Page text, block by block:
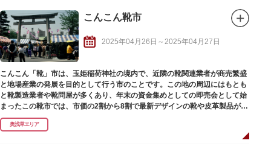
こんこん靴市
2025年04月26日～2025年04月27日
こんこん「靴」市は、玉姫稲荷神社の境内で、近隣の靴関連業者が商売繁盛
と地場産業の発展を目的として行う市のことです。この地の周辺にはもとも
と靴製造業者や靴問屋が多くあり、年末の資金集めとしての即売会として始
まったこの靴市では、市価の2割から8割で最新デザインの靴や皮革製品が即
売されています。
奥浅草エリア